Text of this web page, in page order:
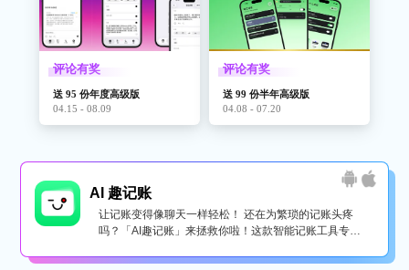
评论有奖
送 95 份年度高级版
04.15 - 08.09
评论有奖
送 99 份半年高级版
04.08 - 07.20
AI 趣记账
让记账变得像聊天一样轻松！ 还在为繁琐的记账头疼
吗？「AI趣记账」来拯救你啦！这款智能记账工具专为